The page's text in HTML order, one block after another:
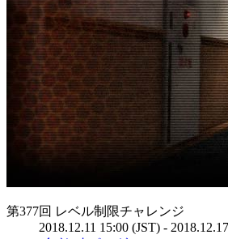
第377回 レベル制限チャレンジ
2018.12.11 15:00 (JST) -